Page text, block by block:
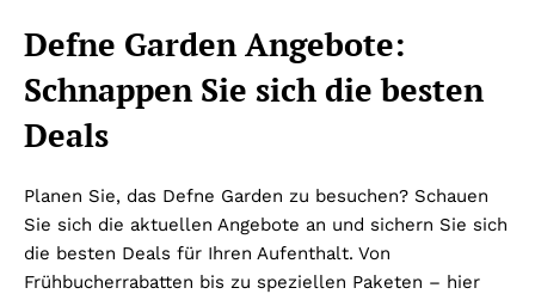
Defne Garden Angebote:
Schnappen Sie sich die besten
Deals
Planen Sie, das Defne Garden zu besuchen? Schauen
Sie sich die aktuellen Angebote an und sichern Sie sich
die besten Deals für Ihren Aufenthalt. Von
Frühbucherrabatten bis zu speziellen Paketen – hier